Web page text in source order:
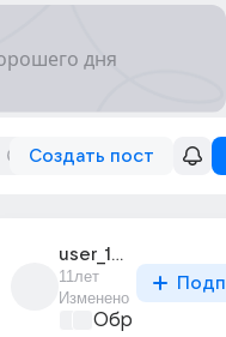
Создать пост
user_191394084
11лет
Изменено